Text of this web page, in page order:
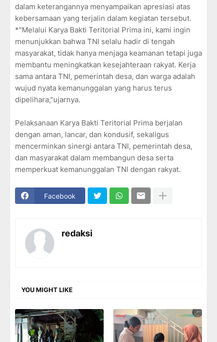
dalam keterangannya menyampaikan apresiasi atas
kebersamaan yang terjalin dalam kegiatan tersebut.
*"Melalui Karya Bakti Teritorial Prima ini, kami ingin
menunjukkan bahwa TNI selalu hadir di tengah
masyarakat, tidak hanya menjaga keamanan tetapi juga
membantu meningkatkan kesejahteraan rakyat. Kerja
sama antara TNI, pemerintah desa, dan warga adalah
wujud nyata kemanunggalan yang harus terus
dipelihara,"ujarnya.
Pelaksanaan Karya Bakti Teritorial Prima berjalan
dengan aman, lancar, dan kondusif, sekaligus
mencerminkan sinergi antara TNI, pemerintah desa,
dan masyarakat dalam membangun desa serta
memperkuat kemanunggalan TNI dengan rakyat.
Facebook
redaksi
YOU MIGHT LIKE